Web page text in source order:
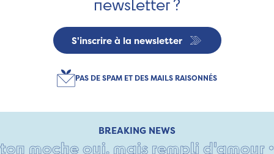
S'inscrire à la newsletter
PAS DE SPAM ET DES MAILS RAISONNÉS
BREAKING NEWS
oui, mais rempli d'amour •